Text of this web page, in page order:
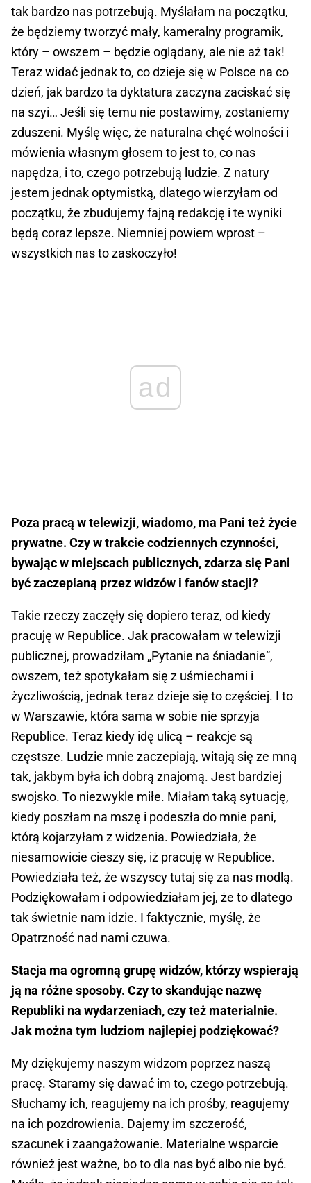
tak bardzo nas potrzebują. Myślałam na początku,
że będziemy tworzyć mały, kameralny programik,
który – owszem – będzie oglądany, ale nie aż tak!
Teraz widać jednak to, co dzieje się w Polsce na co
dzień, jak bardzo ta dyktatura zaczyna zaciskać się
na szyi… Jeśli się temu nie postawimy, zostaniemy
zduszeni. Myślę więc, że naturalna chęć wolności i
mówienia własnym głosem to jest to, co nas
napędza, i to, czego potrzebują ludzie. Z natury
jestem jednak optymistką, dlatego wierzyłam od
początku, że zbudujemy fajną redakcję i te wyniki
będą coraz lepsze. Niemniej powiem wprost –
wszystkich nas to zaskoczyło!
ad
Poza pracą w telewizji, wiadomo, ma Pani też życie
prywatne. Czy w trakcie codziennych czynności,
bywając w miejscach publicznych, zdarza się Pani
być zaczepianą przez widzów i fanów stacji?
Takie rzeczy zaczęły się dopiero teraz, od kiedy
pracuję w Republice. Jak pracowałam w telewizji
publicznej, prowadziłam „Pytanie na śniadanie”,
owszem, też spotykałam się z uśmiechami i
życzliwością, jednak teraz dzieje się to częściej. I to
w Warszawie, która sama w sobie nie sprzyja
Republice. Teraz kiedy idę ulicą – reakcje są
częstsze. Ludzie mnie zaczepiają, witają się ze mną
tak, jakbym była ich dobrą znajomą. Jest bardziej
swojsko. To niezwykle miłe. Miałam taką sytuację,
kiedy poszłam na mszę i podeszła do mnie pani,
którą kojarzyłam z widzenia. Powiedziała, że
niesamowicie cieszy się, iż pracuję w Republice.
Powiedziała też, że wszyscy tutaj się za nas modlą.
Podziękowałam i odpowiedziałam jej, że to dlatego
tak świetnie nam idzie. I faktycznie, myślę, że
Opatrzność nad nami czuwa.
Stacja ma ogromną grupę widzów, którzy wspierają
ją na różne sposoby. Czy to skandując nazwę
Republiki na wydarzeniach, czy też materialnie.
Jak można tym ludziom najlepiej podziękować?
My dziękujemy naszym widzom poprzez naszą
pracę. Staramy się dawać im to, czego potrzebują.
Słuchamy ich, reagujemy na ich prośby, reagujemy
na ich pozdrowienia. Dajemy im szczerość,
szacunek i zaangażowanie. Materialne wsparcie
również jest ważne, bo to dla nas być albo nie być.